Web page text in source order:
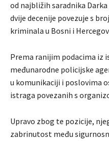
od najbližih saradnika
dvije decenije povezuje s
kriminala u Bosni i
Prema ranijim podacima iz
međunarodne policijske
u komunikaciji i poslovima
istraga povezanih s
Upravo zbog te pozicije,
zabrinutost među